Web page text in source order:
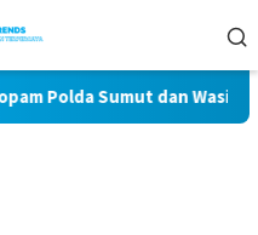
Sumut dan Wasidik